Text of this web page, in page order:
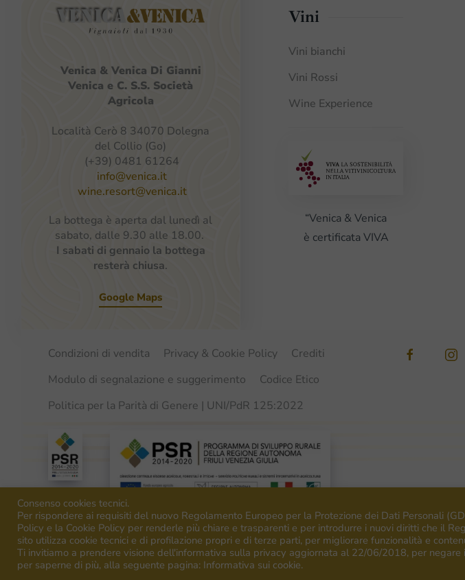
Venica & Venica Di Gianni
Venica e C. S.S. Società
Agricola
Località Cerò 8 34070 Dolegna
del Collio (Go)
(+39) 0481 61264
info@venica.it
wine.resort@venica.it
La bottega è aperta dal lunedì al
sabato, dalle 9.30 alle 18.00.
I sabati di gennaio la bottega
resterà chiusa.
Google Maps
Vini
Vini bianchi
Vini Rossi
Wine Experience
“Venica & Venica
è certificata VIVA
Condizioni di vendita Privacy & Cookie Policy
Crediti
Modulo di segnalazione e suggerimento
Codice Etico
Politica per la Parità di Genere | UNI/PdR 125:2022
Consenso cookies tecnici.
Per rispondere ai requisiti del nuovo Regolamento Europeo per la Protezione dei Dati Personali
Policy e la Cookie Policy per renderle più chiare e trasparenti e per introdurre i nuovi diritti che il
sito utilizza cookie tecnici e di profilazione propri e di terze parti, per migliorare funzionalità e
Ti invitiamo a prendere visione dell'informativa sulla privacy aggiornata al 22/06/2018, per negare
per saperne di più, alla seguente pagina: Informativa sui cookie.